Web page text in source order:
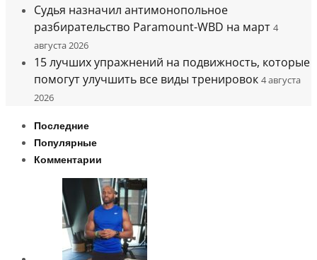
Судья назначил антимонопольное
разбирательство Paramount-WBD на март 4
августа 2026
15 лучших упражнений на подвижность, которые
помогут улучшить все виды тренировок 4 августа
2026
Последние
Популярные
Комментарии